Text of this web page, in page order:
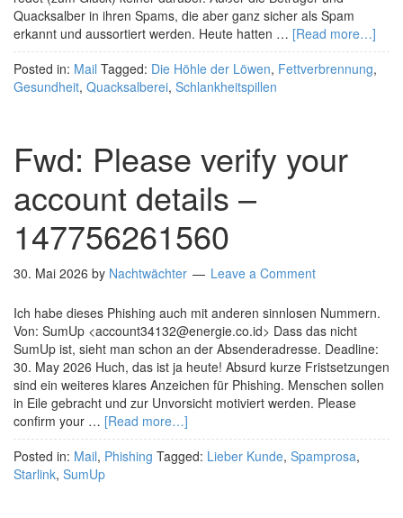
Quacksalber in ihren Spams, die aber ganz sicher als Spam
erkannt und aussortiert werden. Heute hatten … [Read more…]
Posted in: Mail Tagged: Die Höhle der Löwen, Fettverbrennung,
Gesundheit, Quacksalberei, Schlankheitspillen
Fwd: Please verify your
account details –
147756261560
30. Mai 2026 by Nachtwächter Leave a Comment
Ich habe dieses Phishing auch mit anderen sinnlosen Nummern.
Von: SumUp <account34132@energie.co.id> Dass das nicht
SumUp ist, sieht man schon an der Absenderadresse. Deadline:
30. May 2026 Huch, das ist ja heute! Absurd kurze Fristsetzungen
sind ein weiteres klares Anzeichen für Phishing. Menschen sollen
in Eile gebracht und zur Unvorsicht motiviert werden. Please
confirm your … [Read more…]
Posted in: Mail, Phishing Tagged: Lieber Kunde, Spamprosa,
Starlink, SumUp